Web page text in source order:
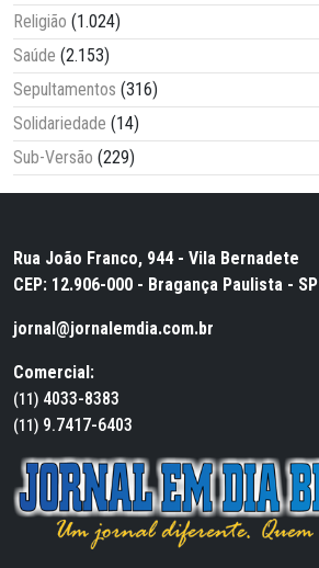
Religião (1.024)
Saúde (2.153)
Sepultamentos (316)
Solidariedade (14)
Sub-Versão (229)
Rua João Franco, 944 - Vila Bernadete
CEP: 12.906-000 - Bragança Paulista - SP
jornal@jornalemdia.com.br
Comercial:
(11) 4033-8383
(11) 9.7417-6403